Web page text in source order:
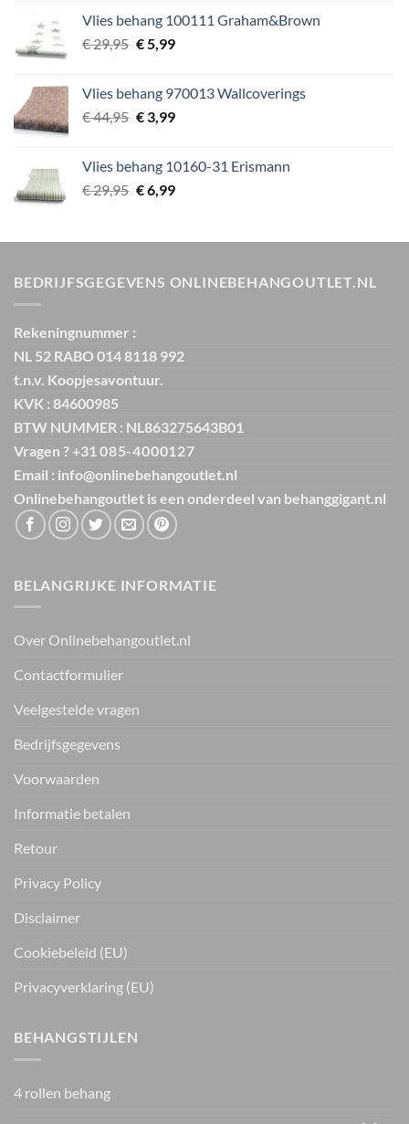
€ 29,95.€ 5,99.
Vlies behang 100111 Graham&Brown
€29,95 Oorspronkelijke
€ 29,95.
€5,99Huidige
€ 5,99.
Vlies behang 970013 Wallcoverings
€44,95 Oorspronkelijke
€ 44,95.
€3,99Huidige
€ 3,99.
Vlies behang 10160-31 Erismann
€29,95 Oorspronkelijke
€ 29,95.
€6,99Huidige
€ 6,99.
BEDRIJFSGEGEVENS ONLINEBEHANGOUTLET.NL
Rekeningnummer :
NL 52 RABO 014 8118 992
t.n.v. Koopjesavontuur.
KVK : 84600985
BTW NUMMER : NL863275643B01
Vragen ? +31 085-4000127
Email : info@onlinebehangoutlet.nl
Onlinebehangoutlet is een onderdeel van behanggigant.nl
BELANGRIJKE INFORMATIE
Over Onlinebehangoutlet.nl
Contactformulier
Veelgestelde vragen
Bedrijfsgegevens
Voorwaarden
Informatie betalen
Retour
Privacy Policy
Disclaimer
Cookiebeleid (EU)
Privacyverklaring (EU)
BEHANGSTIJLEN
4 rollen behang